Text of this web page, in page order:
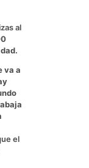
al
va a
el